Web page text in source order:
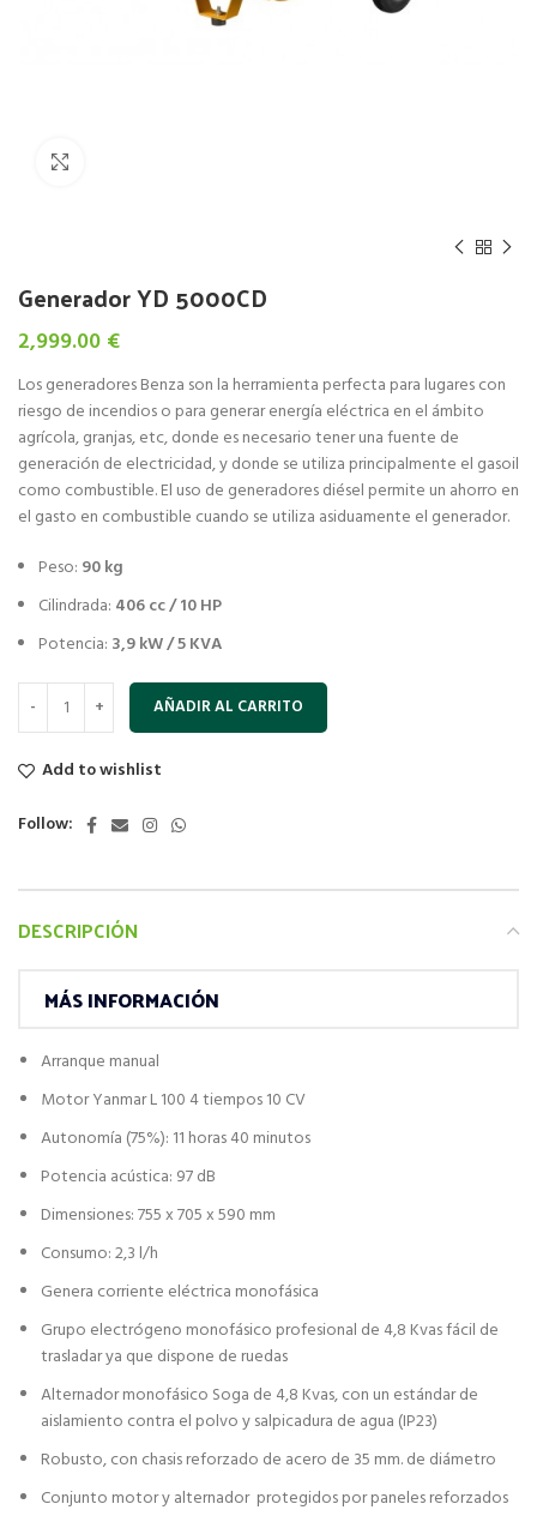
Generador YD 5000CD
2,999.00 €
Los generadores Benza son la herramienta perfecta para lugares con
riesgo de incendios o para generar energía eléctrica en el ámbito
agrícola, granjas, etc, donde es necesario tener una fuente de
generación de electricidad, y donde se utiliza principalmente el gasoil
como combustible. El uso de generadores diésel permite un ahorro en
el gasto en combustible cuando se utiliza asiduamente el generador.
Peso: 90 kg
Cilindrada: 406 cc / 10 HP
Potencia: 3,9 kW / 5 KVA
AÑADIR AL CARRITO
Add to wishlist
Follow:
DESCRIPCIÓN
MÁS INFORMACIÓN
Arranque manual
Motor Yanmar L 100 4 tiempos 10 CV
Autonomía (75%): 11 horas 40 minutos
Potencia acústica: 97 dB
Dimensiones: 755 x 705 x 590 mm
Consumo: 2,3 l/h
Genera corriente eléctrica monofásica
Grupo electrógeno monofásico profesional de 4,8 Kvas fácil de
trasladar ya que dispone de ruedas
Alternador monofásico Soga de 4,8 Kvas, con un estándar de
aislamiento contra el polvo y salpicadura de agua (IP23)
Robusto, con chasis reforzado de acero de 35 mm. de diámetro
Conjunto motor y alternador protegidos por paneles reforzados